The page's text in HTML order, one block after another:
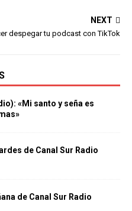
NEXT
despegar tu podcast con TikTok
«Mi santo y seña es
de Canal Sur Radio
de Canal Sur Radio